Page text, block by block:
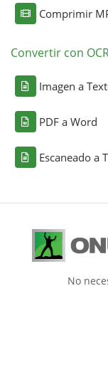
Comprimir
Convertir con
Imagen a
PDF a Word
Escaneado a
No